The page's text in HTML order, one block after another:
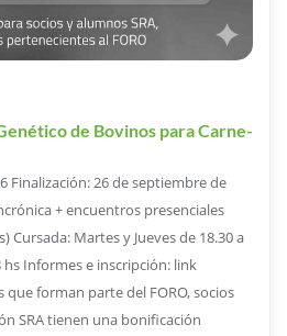
de Bovinos para Carne-
Finalización: 26 de septiembre de
+ encuentros presenciales
Martes y Jueves de 18.30 a
hs Informes e inscripción: link
que forman parte del FORO, socios
SRA tienen una bonificación